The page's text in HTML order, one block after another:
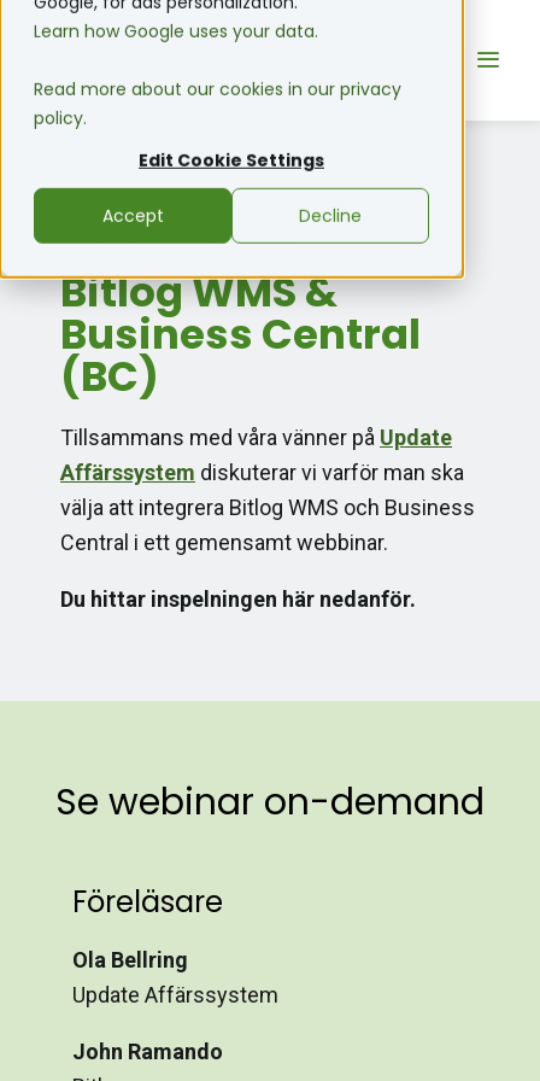
Learn how Google uses your data.
Read more about our cookies in our privacy
policy.
Edit Cookie Settings
Accept Decline
Webinar • On-demand
Bitlog WMS &
Business Central
(BC)
Tillsammans med våra vänner på Update
Affärssystem diskuterar vi varför man ska
välja att integrera Bitlog WMS och Business
Central i ett gemensamt webbinar.
Du hittar inspelningen här nedanför.
Se webinar on-demand
Föreläsare
Ola Bellring
Update Affärssystem
John Ramando